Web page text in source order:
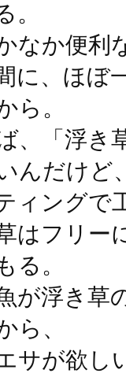
。
なか便利
に、ほぼ
ら。
、「浮き
んだけど
ィングで
はフリー
る。
が浮き草
ら、
サが欲し